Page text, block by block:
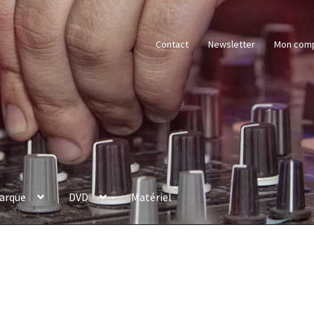
Contact Newsletter Mon
DVD Matériel